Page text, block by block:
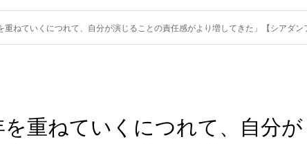
ねていくにつれて、自分が演じることの責任感がより増してきた」【シアダン
重ねていくにつれて、自分が